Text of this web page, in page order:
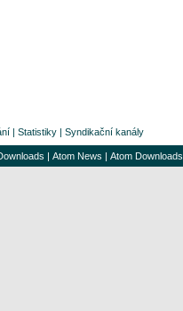
| Statistiky | Syndikační kanály
| Atom News | Atom Downloads